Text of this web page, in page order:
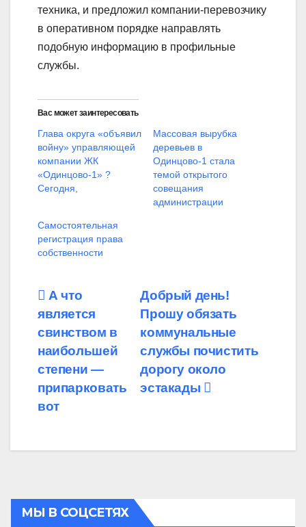
техника, и предложил компании-перевозчику
в оперативном порядке направлять
подобную информацию в профильные
службы.
Вас может заинтересовать
Глава округа «объявил
войну» управляющей
компании ЖК
«Одинцово-1» ?
Сегодня,
Массовая вырубка
деревьев в
Одинцово-1 стала
темой открытого
совещания
администрации
Самостоятельная
регистрация права
собственности
Навигация
по
записям
Добрый день!
Прошу обязать
коммунальные
службы почистить
дорогу около
эстакады
А что
является
свинством в
наибольшей
степени —
припарковать
вот
МЫ В СОЦСЕТЯХ